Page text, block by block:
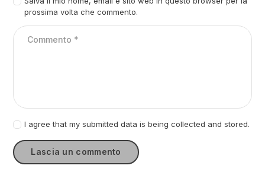
prossima volta che commento.
I agree that my submitted data is being collected and stored.